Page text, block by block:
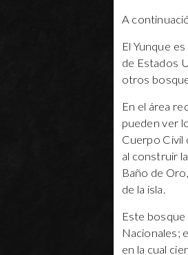
A
El Yunque
de Estados
otros
En el área
pueden ver
Cuerpo Civil
al construir
Baño de
de la isla.
Este
Nacionales;
en la cual